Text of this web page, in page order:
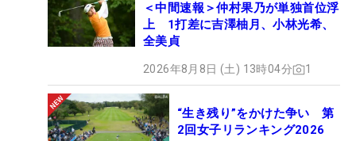
＜中間速報＞仲村果乃が単独首位浮
上 1打差に吉澤柚月、小林光希、
全美貞
2026年8月8日 (土) 13時04分 1
“生き残り”をかけた争い 第
2回女子リランキング2026